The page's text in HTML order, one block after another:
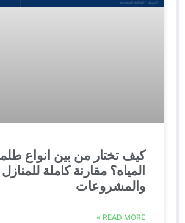
كيف تختار من بين انواع
المياه؟ مقارنة كاملة للمنازل
والمشروعات
READ MORE »